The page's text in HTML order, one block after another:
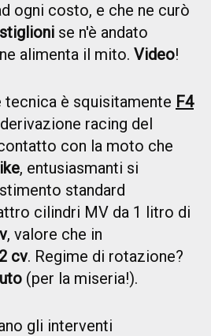
ogni costo, e che ne curò
se n'è andato
alimenta il mito. Video!
tecnica è squisitamente F4
racing del
con la moto che
, entusiasmanti si
standard
cilindri MV da 1 litro di
, valore che in
cv. Regime di rotazione?
(per la miseria!).
gli interventi